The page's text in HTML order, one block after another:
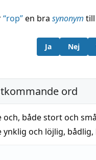
“rop”en bra synonym
Ja Nej
ord
och, både stort och
ynklig och löjlig, bådlig,